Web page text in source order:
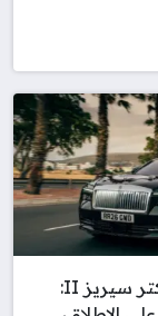
رولز رويس سبيكتر سيريز II: